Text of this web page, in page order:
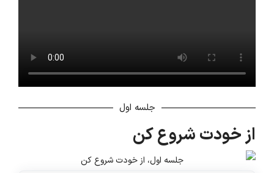
جلسه اول
از خودت شروع کن